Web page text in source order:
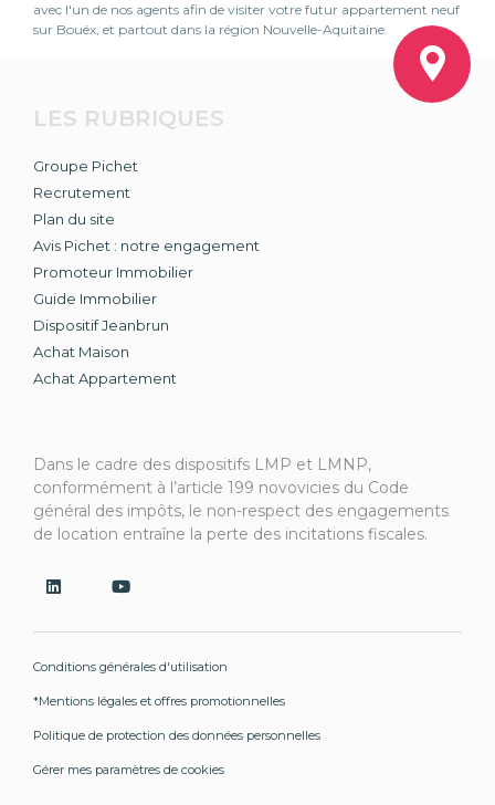
avec l'un de nos agents afin de visiter votre futur appartement neuf
sur Bouëx, et partout dans la région Nouvelle-Aquitaine.
LES RUBRIQUES
Groupe Pichet
Recrutement
Plan du site
Avis Pichet : notre engagement
Promoteur Immobilier
Guide Immobilier
Dispositif Jeanbrun
Achat Maison
Achat Appartement
Dans le cadre des dispositifs LMP et LMNP,
conformément à l’article 199 novovicies du Code
général des impôts, le non-respect des engagements
de location entraîne la perte des incitations fiscales.
Conditions générales d'utilisation
*Mentions légales et offres promotionnelles
Politique de protection des données personnelles
Gérer mes paramètres de cookies